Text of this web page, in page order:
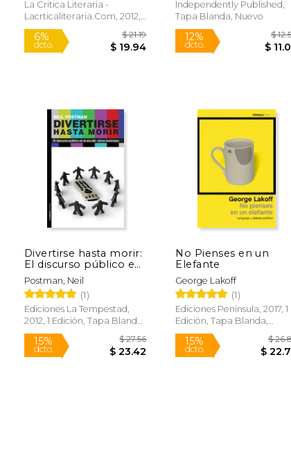
La Critica Literaria -
Lacrticaliteraria.com, 2012,
Tapa Blanda, Nuevo
dcto.
Independently Published,
Tapa Blanda, Nuevo
12%
dcto.
Divertirse hasta morir:
El discurso público en
la era del show
business
Postman, Neil
(1)
Ediciones La Tempestad,
2012, 1 Edición, Tapa Blanda,
Nuevo
No Pienses en un
Elefante
George Lakoff
(1)
Ediciones Península, 2017, 1
Edición, Tapa Blanda,
Nuevo